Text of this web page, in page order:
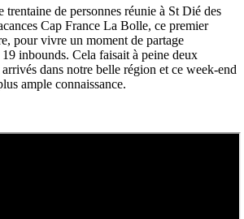
trentaine de personnes réunie à St Dié des
Cap France La Bolle, ce premier
pour vivre un moment de partage
inbounds. Cela faisait à peine deux
dans notre belle région et ce week-end
ample connaissance.